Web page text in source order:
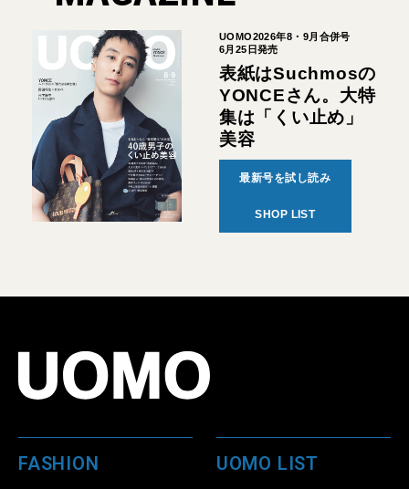
UOMO2026年8・9月合併号
6月25日発売
表紙はSuchmosの
YONCEさん。大特
集は「くい止め」
美容
最新号を試し読み
SHOP LIST
FASHION UOMO LIST